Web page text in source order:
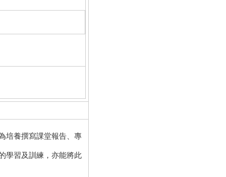
培養撰寫課堂報告、專
學習及訓練，亦能將此